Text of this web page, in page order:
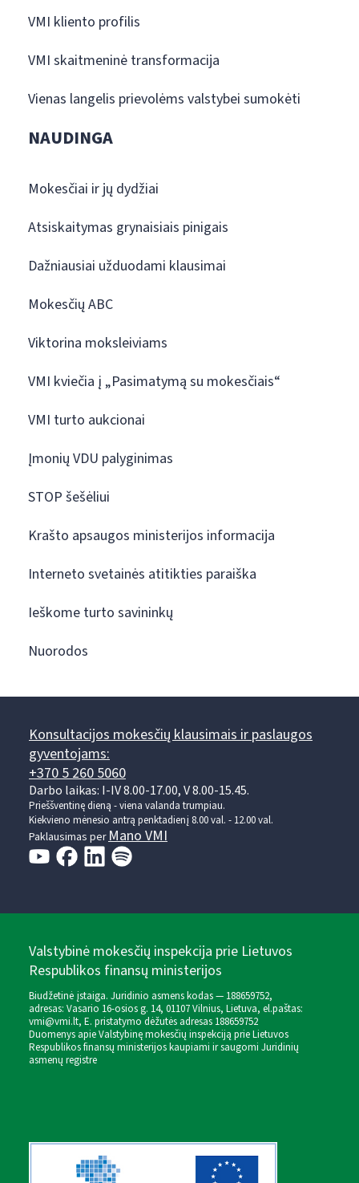
VMI kliento profilis
VMI skaitmeninė transformacija
Vienas langelis prievolėms valstybei sumokėti
NAUDINGA
Mokesčiai ir jų dydžiai
Atsiskaitymas grynaisiais pinigais
Dažniausiai užduodami klausimai
Mokesčių ABC
Viktorina moksleiviams
VMI kviečia į „Pasimatymą su mokesčiais“
VMI turto aukcionai
Įmonių VDU palyginimas
STOP šešėliui
Krašto apsaugos ministerijos informacija
Interneto svetainės atitikties paraiška
Ieškome turto savininkų
Nuorodos
Konsultacijos mokesčių klausimais ir paslaugos
gyventojams:
+370 5 260 5060
Darbo laikas: I-IV 8.00-17.00, V 8.00-15.45.
Prieššventinę dieną - viena valanda trumpiau.
Kiekvieno mėnesio antrą penktadienį 8.00 val. - 12.00 val.
Paklausimas perMano VMI
Valstybinė mokesčių inspekcija prie Lietuvos
Respublikos finansų ministerijos
Biudžetinė įstaiga. Juridinio asmens kodas — 188659752,
adresas: Vasario 16-osios g. 14, 01107 Vilnius, Lietuva, el.paštas:
vmi@vmi.lt, E. pristatymo dėžutės adresas 188659752
Duomenys apie Valstybinę mokesčių inspekciją prie Lietuvos
Respublikos finansų ministerijos kaupiami ir saugomi Juridinių
asmenų registre